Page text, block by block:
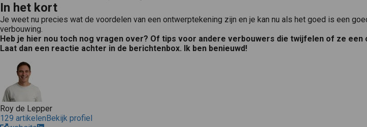
In het kort
Je weet nu precies wat de voordelen van een ontwerptekening zijn en je kan nu als het goed is een
verbouwing.
Heb je hier nou toch nog vragen over? Of tips voor andere verbouwers die twijfelen of ze
Laat dan een reactie achter in de berichtenbox. Ik ben benieuwd!
Roy de Lepper
129 artikelenBekijk profiel